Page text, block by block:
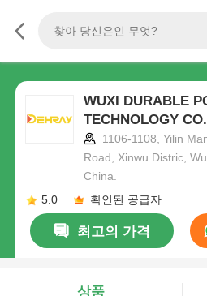
WUXI DURABLE
TECHNOLOGY
1106-1108, Yilin
Road, Xinwu Distric,
China.
5.0
확인된 공급자
최고의 가격
상품